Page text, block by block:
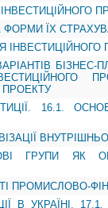
ІНВЕСТИЦІЙНОГО
ФОРМИ ЇХ
ІНВЕСТИЦІЙНОГО
ПРОЕКТУ
16.1.
ГРУПИ ЯК
ПРОМИСЛОВО-
В УКРАЇНІ.